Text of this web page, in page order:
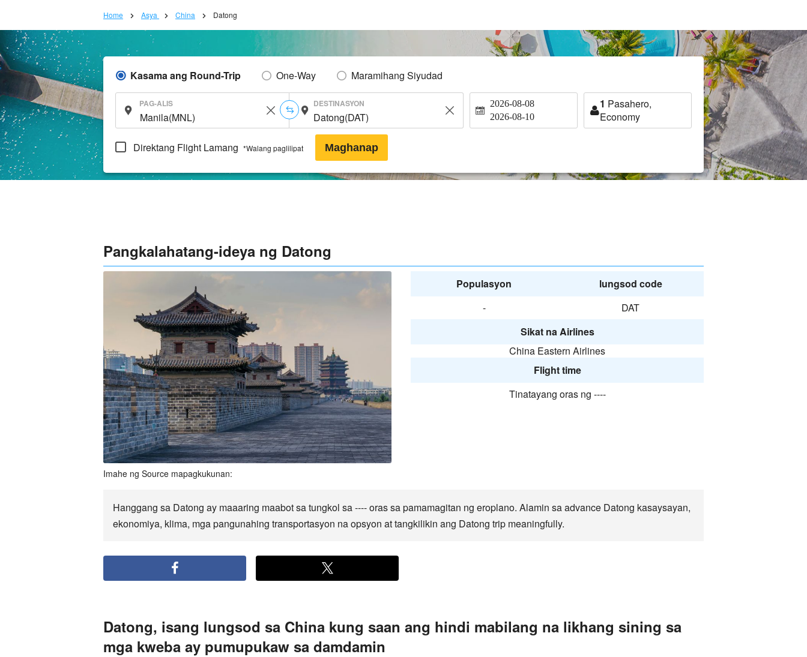
Home Asya China Datong
Kasama ang Round-Trip One-Way Maramihang Siyudad
PAG-ALIS DESTINASYON 2026-08-08
2026-08-10
1 Pasahero,
Economy
Direktang Flight Lamang *Walang paglilipat Maghanap
Pangkalahatang-ideya ng Datong
Imahe ng Source mapagkukunan:
Populasyon
lungsod code
-
DAT
Sikat na Airlines
China Eastern Airlines
Flight time
Tinatayang oras ng ----
Hanggang sa Datong ay maaaring maabot sa tungkol sa ---- oras sa pamamagitan ng eroplano. Alamin sa advance Datong kasaysayan,
ekonomiya, klima, mga pangunahing transportasyon na opsyon at tangkilikin ang Datong trip meaningfully.
Datong, isang lungsod sa China kung saan ang hindi mabilang na likhang sining sa
mga kweba ay pumupukaw sa damdamin